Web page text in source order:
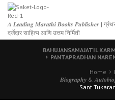
𝑨 𝑳𝒆𝒂𝒅𝒊𝒏𝒈 𝑴𝒂𝒓𝒂𝒕𝒉𝒊 𝑩𝒐𝒐𝒌𝒔 𝑷𝒖𝒃𝒍𝒊𝒔𝒉𝒆𝒓 |
दर्जेदार साहित्य आणि उत्तम निर्मिती
BAHUJANSAMAJATIL
PANTAPRADHAN
Home
𝑩𝒊𝒐𝒈𝒓𝒂𝒑𝒉𝒚 &
Sant